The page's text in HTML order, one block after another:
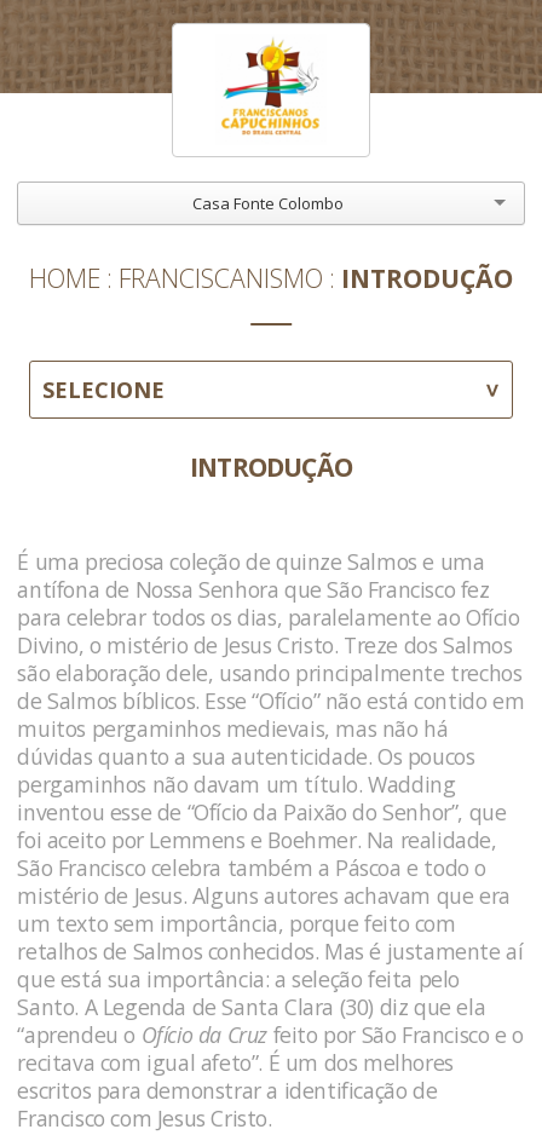
Casa Fonte Colombo
HOME FRANCISCANISMO INTRODUÇÃO
SELECIONE
INTRODUÇÃO
É uma preciosa coleção de quinze Salmos e uma
antífona de Nossa Senhora que São Francisco fez
para celebrar todos os dias, paralelamente ao Ofício
Divino, o mistério de Jesus Cristo. Treze dos Salmos
são elaboração dele, usando principalmente trechos
de Salmos bíblicos. Esse “Ofício” não está contido em
muitos pergaminhos medievais, mas não há
dúvidas quanto a sua autenticidade. Os poucos
pergaminhos não davam um título. Wadding
inventou esse de “Ofício da Paixão do Senhor”, que
foi aceito por Lemmens e Boehmer. Na realidade,
São Francisco celebra também a Páscoa e todo o
mistério de Jesus. Alguns autores achavam que era
um texto sem importância, porque feito com
retalhos de Salmos conhecidos. Mas é justamente aí
que está sua importância: a seleção feita pelo
Santo. A Legenda de Santa Clara (30) diz que ela
“aprendeu o Ofício da Cruz feito por São Francisco e o
recitava com igual afeto”. É um dos melhores
escritos para demonstrar a identificação de
Francisco com Jesus Cristo.